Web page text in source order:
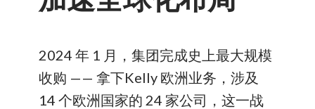
2024 年 1 月，集团完成史上最大规模
收购 —— 拿下Kelly 欧洲业务，涉及
14 个欧洲国家的 24 家公司，这一战